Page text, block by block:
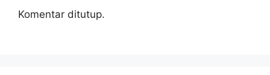
Komentar ditutup.